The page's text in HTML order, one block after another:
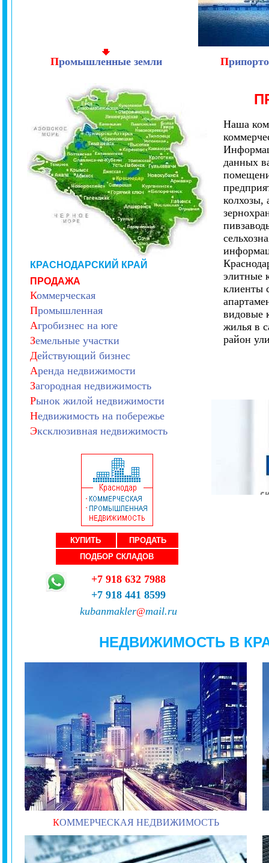
Промышленные земли П
КРАСНОДАРСКИЙ КРАЙ
ПРОДАЖА
Коммерческая
Промышленная
Агробизнес на юге
Земельные участки
Действующий бизнес
Аренда недвижимости
Загородная недвижимость
Рынок жилой недвижимости
Недвижимость на побережье
Эксклюзивная недвижимость
КУПИТЬ
ПРОДАТЬ
ПОДБОР СКЛАДОВ
+7 918 632 7988
+7 918 441 8599
kubanmakler@mail.ru
Наша
данных
элитные
клиенты
видовые
жилья в
район
НЕДВИЖИМОСТЬ В
КОММЕРЧЕСКАЯ НЕДВИЖИМОСТЬ